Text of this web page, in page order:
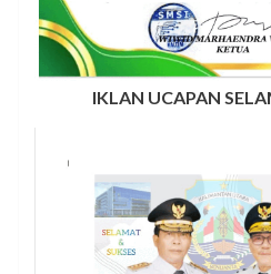
IKLAN UCAPAN